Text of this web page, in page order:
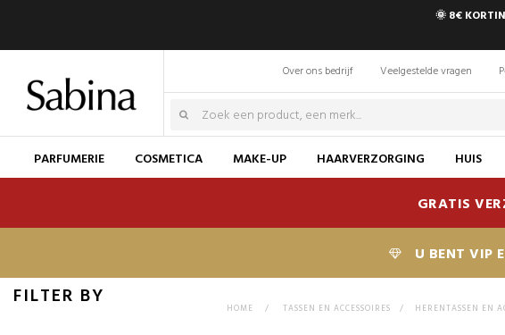
🌞 8€
Over ons bedrijf Veelgestelde vragen
PARFUMERIE COSMETICA MAKE-UP HAARVERZORGING HUIS
GRATIS
U BENT VIP
HOME > TASSEN EN ACCESSOIRES > HERENTASSEN EN
FILTER BY